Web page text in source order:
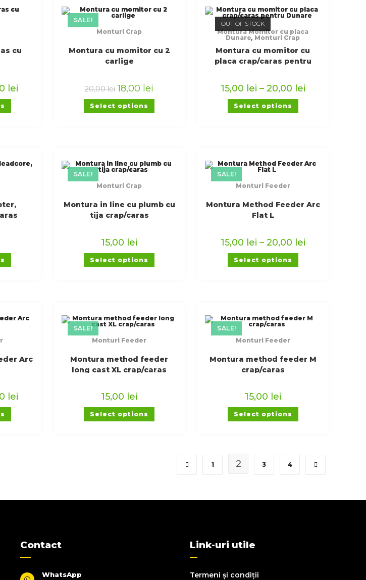
cu
lei
SALE!
Monturi Crap
Montura cu momitor cu 2
carlige
20,00lei 18,00 lei
Select options
OUT OF STOCK
Montura Momitor cu placa
Dunare, Monturi Crap
Montura cu momitor cu
placa crap/caras pentru
15,00 lei – 20,00 lei
Select options
SALE!
Monturi Crap
Montura in line cu plumb cu
tija crap/caras
15,00 lei
Select options
SALE!
Monturi Feeder
Montura Method Feeder Arc
Flat L
15,00 lei – 20,00 lei
Select options
Arc
lei
SALE!
Monturi Feeder
Montura method feeder
long cast XL crap/caras
15,00 lei
Select options
SALE!
Monturi Feeder
Montura method feeder M
crap/caras
15,00 lei
Select options
1 2 3 4
Contact
WhatsApp
Link-uri utile
Termeni și condiții